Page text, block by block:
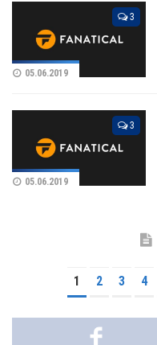
3
05.06.2019
3
05.06.2019
1 2 3 4